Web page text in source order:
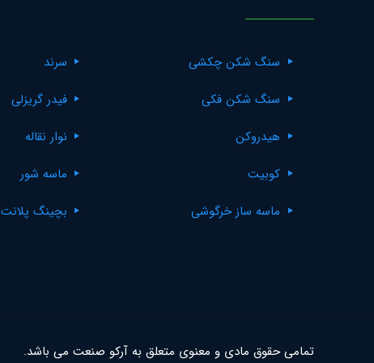
سنگ شکن چکشی
سنگ شکن فکی
هیدروکن
کوبیت
ماسه ساز خرگوشی
سرند
فیدر گریزلی
نوار نقاله
ماسه شور
بچینگ پلانت
تمامی حقوق مادی و معنوی متعلق به آرکو صنعت می باشد.